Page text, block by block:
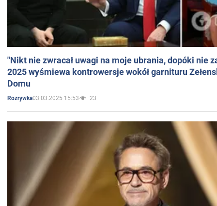
"Nikt nie zwracał uwagi na moje ubrania, dopóki nie
2025 wyśmiewa kontrowersje wokół garnituru
Domu
Rozrywka03.03.2025 15:53 23